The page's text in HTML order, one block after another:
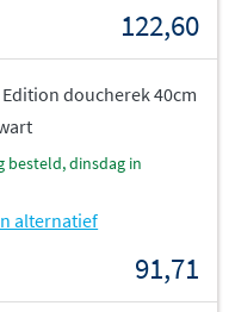
122,60
doucherek 40cm
alternatief
91,71